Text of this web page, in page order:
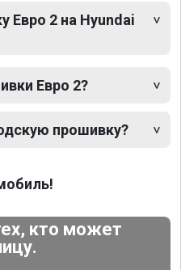
Евро 2 на Hyundai
Евро 2?
прошивку?
кто может